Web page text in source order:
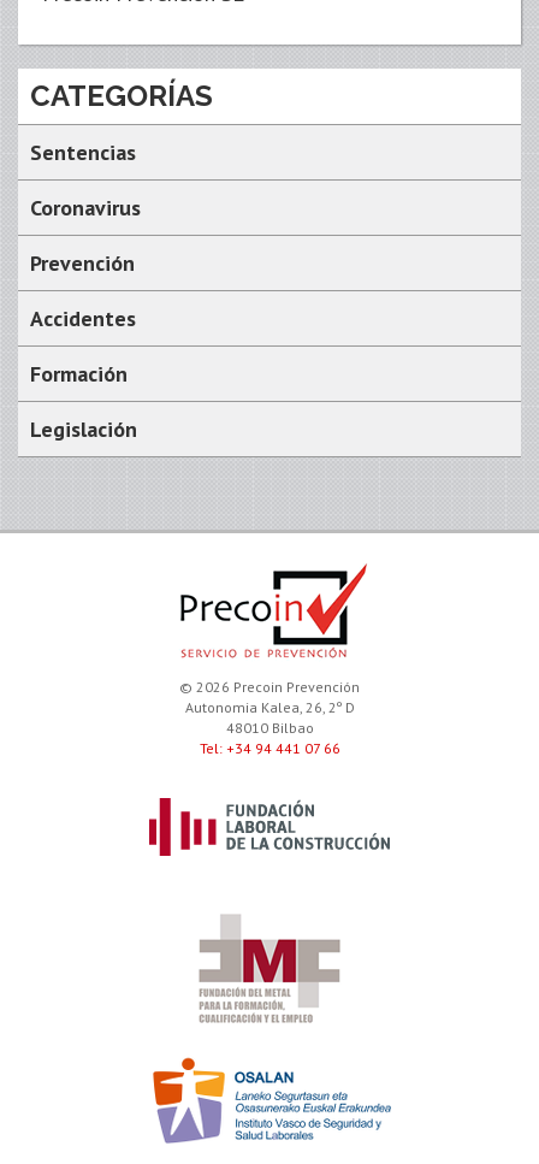
CATEGORÍAS
Sentencias
Coronavirus
Prevención
Accidentes
Formación
Legislación
© 2026 Precoin Prevención
Autonomia Kalea, 26, 2º D
48010 Bilbao
Tel: +34 94 441 07 66